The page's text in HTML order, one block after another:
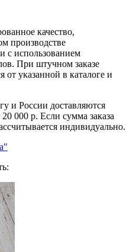
качество,
производстве
с использованием
При штучном заказе
от указанной в каталоге и
и России доставляются
000 р. Если сумма заказа
индивидуально.